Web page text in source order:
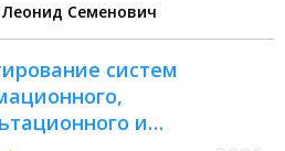
Семенович
систем
и